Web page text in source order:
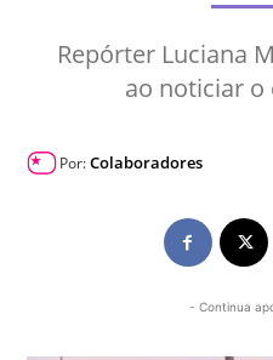
Repórter Luciana
ao noticiar o
Por:Colaboradores
- Continua